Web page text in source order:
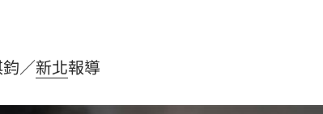
表現不及格 葉君璋說重話點評
閉雙胞兒 單親父仍遭嗆教不好
／新北報導